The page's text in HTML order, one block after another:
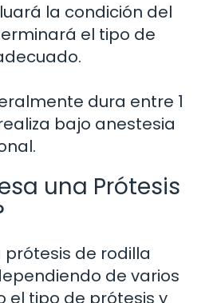
la condición del
el tipo de
dura entre 1
bajo anestesia
una Prótesis
prótesis de rodilla
de varios
el tipo de prótesis y